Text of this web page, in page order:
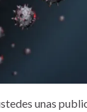
unas